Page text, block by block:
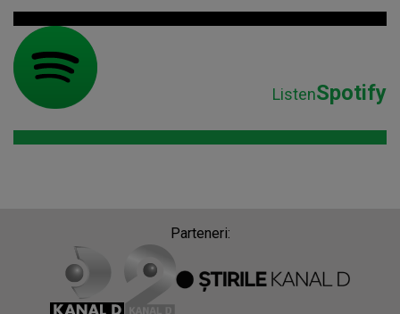
ListenSpotify
Parteneri: